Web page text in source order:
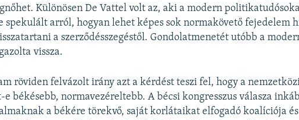
Különösen De Vattel volt az, aki a modern
spekulált arról, hogyan lehet képes sok normakövető fejedelem
a szerződésszegéstől. Gondolatmenetét utóbb a
vissza.
röviden felvázolt irány azt a kérdést teszi fel, hogy a
békésebb, normavezéreltebb. A bécsi kongresszus válasza
a békére törekvő, saját korlátaikat elfogadó koalíciója